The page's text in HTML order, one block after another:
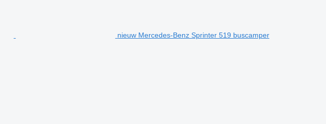
nieuw Mercedes-Benz Sprinter 519 buscamper